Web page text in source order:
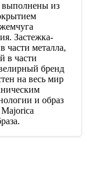
выполнены из
Застежка-
части металла,
в части
бренд
на весь мир
и образ